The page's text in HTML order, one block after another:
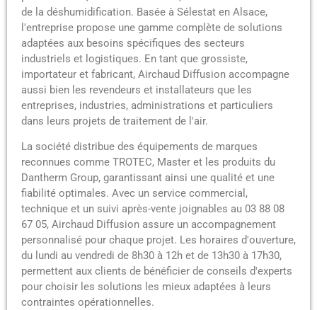
de la déshumidification. Basée à Sélestat en Alsace,
l'entreprise propose une gamme complète de solutions
adaptées aux besoins spécifiques des secteurs
industriels et logistiques. En tant que grossiste,
importateur et fabricant, Airchaud Diffusion accompagne
aussi bien les revendeurs et installateurs que les
entreprises, industries, administrations et particuliers
dans leurs projets de traitement de l'air.
La société distribue des équipements de marques
reconnues comme TROTEC, Master et les produits du
Dantherm Group, garantissant ainsi une qualité et une
fiabilité optimales. Avec un service commercial,
technique et un suivi après-vente joignables au 03 88 08
67 05, Airchaud Diffusion assure un accompagnement
personnalisé pour chaque projet. Les horaires d'ouverture,
du lundi au vendredi de 8h30 à 12h et de 13h30 à 17h30,
permettent aux clients de bénéficier de conseils d'experts
pour choisir les solutions les mieux adaptées à leurs
contraintes opérationnelles.